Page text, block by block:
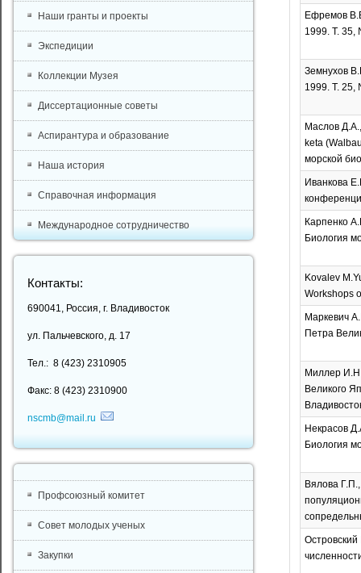
Ефремов
1999. Т.
Земнухов
1999. Т.
Маслов
keta
морской
Иванкова
Карпенко
Биология
Kovalev
Workshops
Маркевич
Петра
Миллер
Великого
Некрасов
Биология
Вялова
Островский
Наши гранты и проекты
Экспедиции
Коллекции Музея
Диссертационные советы
Аспирантура и образование
Наша история
Справочная информация
Международное сотрудничество
Контакты:
690041, Россия, г. Владивосток
ул. Пальчевского, д. 17
Тел.: 8 (423) 2310905
Факс: 8 (423) 2310900
nscmb@mail.ru
Профсоюзный комитет
Совет молодых ученых
Закупки